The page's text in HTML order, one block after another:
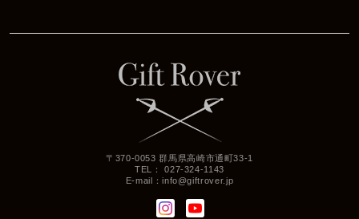
〒370-0053 群馬県高崎市通町33-1
TEL： 027-324-1143
E-mail：info@giftrover.jp